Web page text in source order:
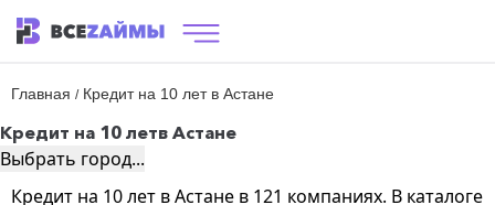
Главная / Кредит на 10 лет в Астане
Кредит на 10 летв Астане
Выбрать город...
Кредит на 10 лет в Астане в 121 компаниях. В каталоге